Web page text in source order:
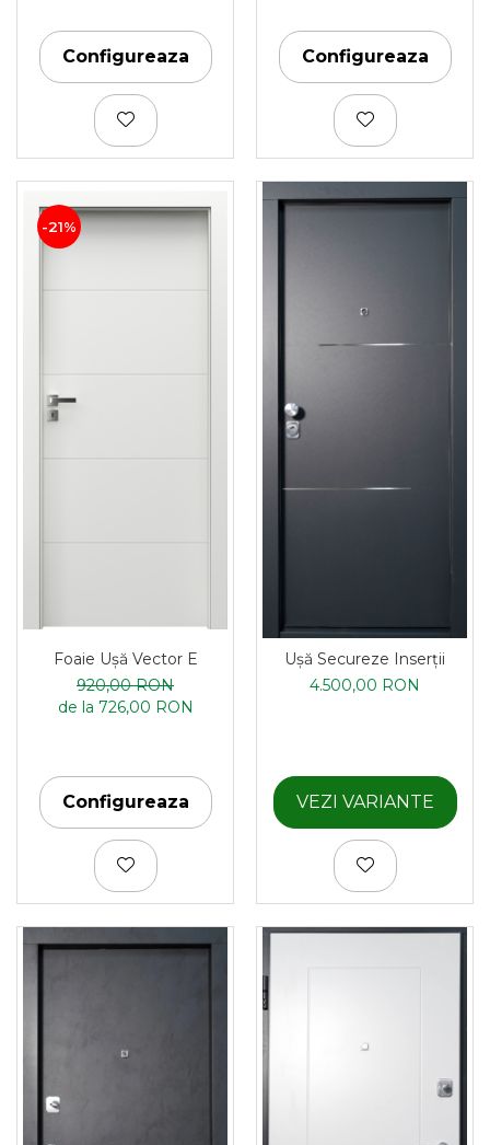
Configureaza Configureaza
-21%
Foaie Ușă Vector E
920,00 RON
de la 726,00 RON
Configureaza
Ușă Secureze Inserții
4.500,00 RON
VEZI VARIANTE